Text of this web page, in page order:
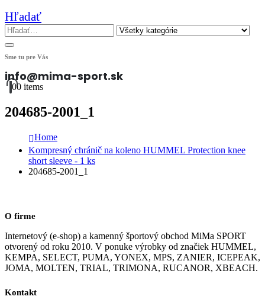
Hľadať
Sme tu pre Vás
info@mima-sport.sk
00 items
204685-2001_1
Home
Kompresný chránič na koleno HUMMEL Protection knee
short sleeve - 1 ks
204685-2001_1
O firme
Internetový (e-shop) a kamenný športový obchod MiMa SPORT
otvorený od roku 2010. V ponuke výrobky od značiek HUMMEL,
KEMPA, SELECT, PUMA, YONEX, MPS, ZANIER, ICEPEAK,
JOMA, MOLTEN, TRIAL, TRIMONA, RUCANOR, XBEACH.
Kontakt